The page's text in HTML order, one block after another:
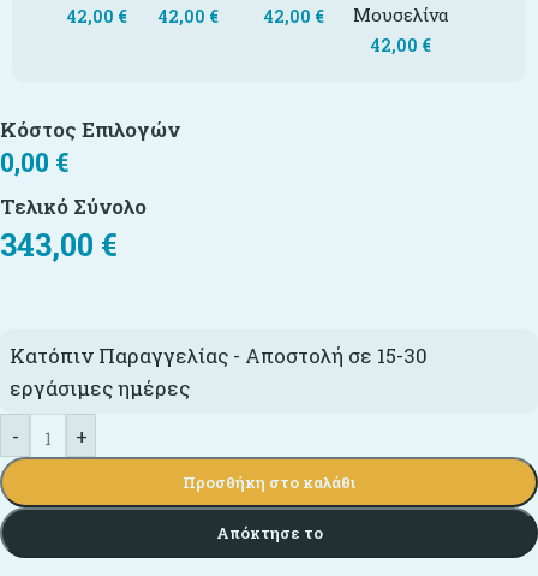
42,00 € 42,00 € 42,00 €
Μουσελίνα
42,00 €
Κόστος Επιλογών
0,00 €
Τελικό Σύνολο
343,00 €
Κατόπιν Παραγγελίας - Αποστολή σε 15-30
εργάσιμες ημέρες
-
+
Προσθήκη στο καλάθι
Απόκτησε το